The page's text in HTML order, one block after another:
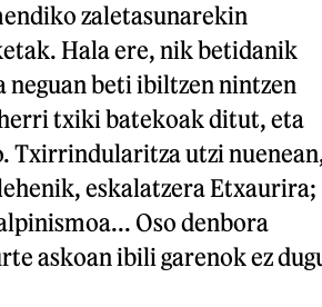
zaletasunarekin
Hala ere, nik betidanik
neguan beti ibiltzen nintzen
txiki batekoak ditut, eta
Txirrindularitza utzi
eskalatzera Etxaurira;
Oso denbora
askoan ibili garenok ez